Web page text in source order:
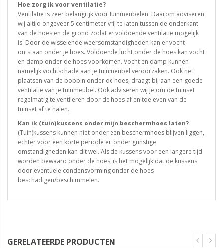
Hoe zorg ik voor ventilatie?
Ventilatie is zeer belangrijk voor tuinmeubelen. Daarom adviseren
wij altijd ongeveer 5 centimeter vrij te laten tussen de onderkant
van de hoes en de grond zodat er voldoende ventilatie mogelijk
is. Door de wisselende weersomstandigheden kan er vocht
ontstaan onder je hoes. Voldoende lucht onder de hoes kan vocht
en damp onder de hoes voorkomen. Vocht en damp kunnen
namelijk vochtschade aan je tuinmeubel veroorzaken. Ook het
plaatsen van de bobbin onder de hoes, draagt bij aan een goede
ventilatie van je tuinmeubel. Ook adviseren wij je om de tuinset
regelmatig te ventileren door de hoes af en toe even van de
tuinset af te halen.
Kan ik (tuin)kussens onder mijn beschermhoes laten?
(Tuin)kussens kunnen niet onder een beschermhoes blijven liggen,
echter voor een korte periode en onder gunstige
omstandigheden kan dit wel. Als de kussens voor een langere tijd
worden bewaard onder de hoes, is het mogelijk dat de kussens
door eventuele condensvorming onder de hoes
beschadigen/beschimmelen.
GERELATEERDE PRODUCTEN